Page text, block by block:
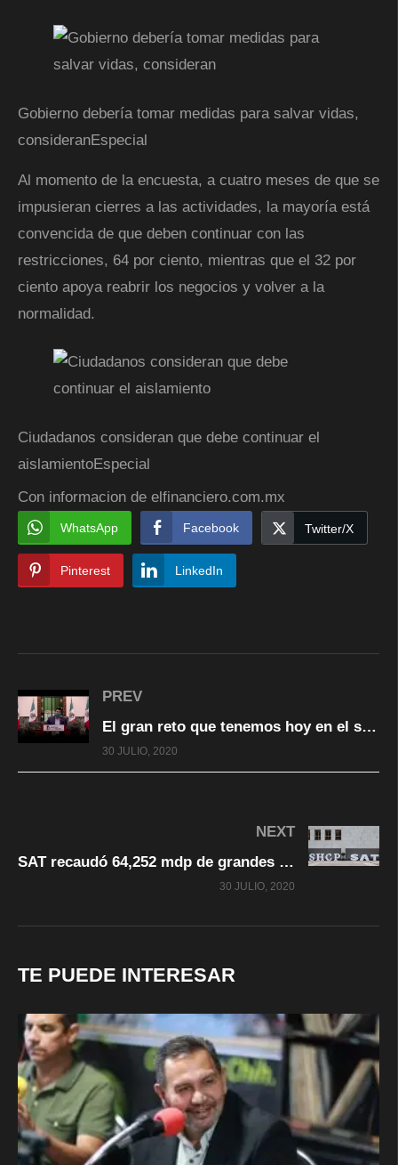
Gobierno debería tomar medidas para salvar vidas,
consideranEspecial
Al momento de la encuesta, a cuatro meses de que se
impusieran cierres a las actividades, la mayoría está
convencida de que deben continuar con las
restricciones, 64 por ciento, mientras que el 32 por
ciento apoya reabrir los negocios y volver a la
normalidad.
Ciudadanos consideran que debe continuar el
aislamientoEspecial
Con informacion de elfinanciero.com.mx
WhatsApp Facebook Twitter/X
Pinterest LinkedIn
PREV
El gran reto que tenemos hoy en el sector salud es de carácter administrativo, organizacional
30 JULIO, 2020
NEXT
SAT recaudó 64,252 mdp de grandes contribuyentes
30 JULIO, 2020
TE PUEDE INTERESAR